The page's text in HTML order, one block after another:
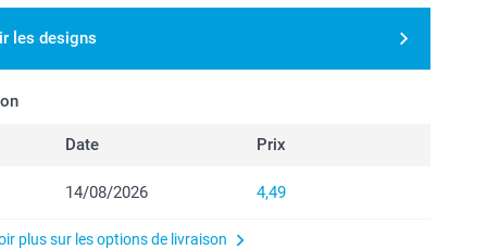
les designs
Date Prix
14/08/2026 4,49
plus sur les options de livraison